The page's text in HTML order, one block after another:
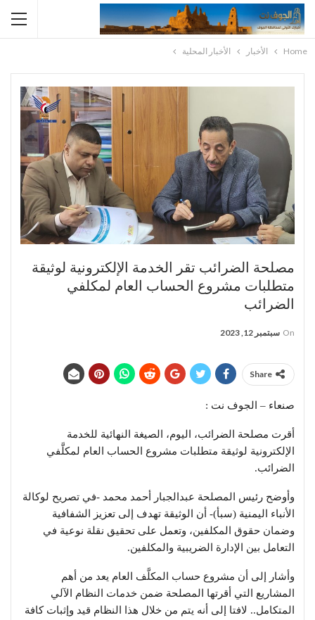
Home الأخبار الأخبار المحلية
مصلحة الضرائب تقر الخدمة الإلكترونية لوثيقة
متطلبات مشروع الحساب العام لمكلفي
الضرائب
On سبتمبر 12, 2023
Share
صنعاء – الجوف نت :
أقرت مصلحة الضرائب، اليوم، الصيغة النهائية للخدمة
الإلكترونية لوثيقة متطلبات مشروع الحساب العام لمكلَّفي
الضرائب.
وأوضح رئيس المصلحة عبدالجبار أحمد محمد -في تصريح لوكالة
الأنباء اليمنية (سبأ)- أن الوثيقة تهدف إلى تعزيز الشفافية
وضمان حقوق المكلفين، وتعمل على تحقيق نقلة نوعية في
التعامل بين الإدارة الضريبية والمكلفين.
وأشار إلى أن مشروع حساب المكلَّف العام يعد من أهم
المشاريع التي أقرتها المصلحة ضمن خدمات النظام الآلي
المتكامل.. لافتا إلى أنه يتم من خلال هذا النظام قيد وإثبات كافة